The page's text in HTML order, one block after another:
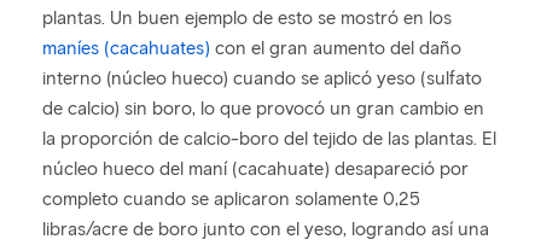
plantas. Un buen ejemplo de esto se mostró en los
maníes (cacahuates) con el gran aumento del daño
interno (núcleo hueco) cuando se aplicó yeso (sulfato
de calcio) sin boro, lo que provocó un gran cambio en
la proporción de calcio-boro del tejido de las plantas. El
núcleo hueco del maní (cacahuate) desapareció por
completo cuando se aplicaron solamente 0,25
libras/acre de boro junto con el yeso, logrando así una